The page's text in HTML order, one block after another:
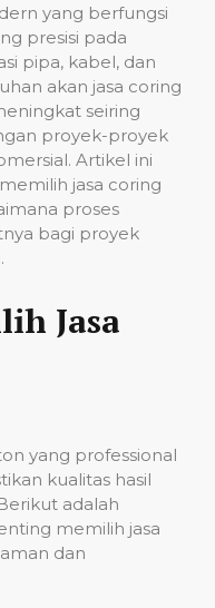
yang berfungsi
presisi pada
pipa, kabel, dan
akan jasa coring
seiring
proyek-proyek
Artikel ini
jasa coring
proses
bagi proyek
Jasa
yang professional
kualitas hasil
adalah
memilih jasa
dan